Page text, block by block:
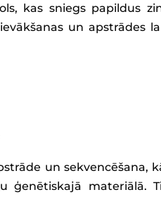
kas sniegs papildus
un apstrādes
un sekvencēšana,
ģenētiskajā materiālā.